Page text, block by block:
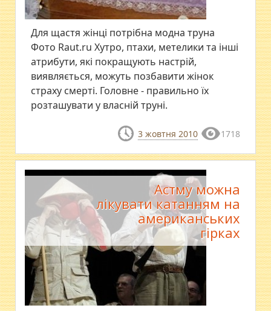
Для щастя жінці потрібна модна труна
Фото Raut.ru Хутро, птахи, метелики та інші
атрибути, які покращують настрій,
виявляється, можуть позбавити жінок
страху смерті. Головне - правильно їх
розташувати у власній труні.
3 жовтня 2010 1718
Астму можна
лікувати катанням на
американських
гірках